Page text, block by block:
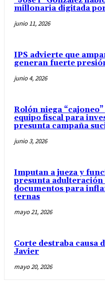
millonaria digitada
junio 11, 2026
IPS advierte que
generan fuerte
junio 4, 2026
Rolón niega
equipo fiscal para
presunta campaña
junio 3, 2026
Imputan a jueza y
presunta adulteración
documentos para
ternas
mayo 21, 2026
Corte destraba causa
Javier
mayo 20, 2026